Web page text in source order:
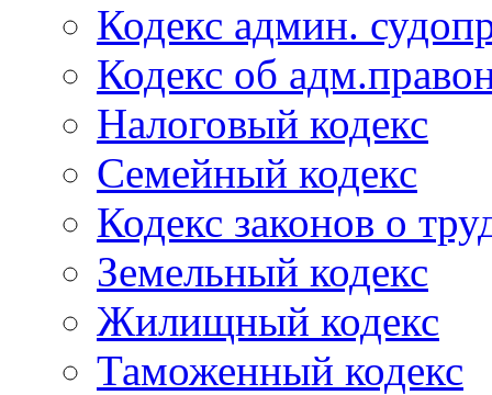
Кодекс админ.
Кодекс об
Налоговый кодекс
Семейный кодекс
Кодекс законов о
Земельный кодекс
Жилищный кодекс
Таможенный кодекс